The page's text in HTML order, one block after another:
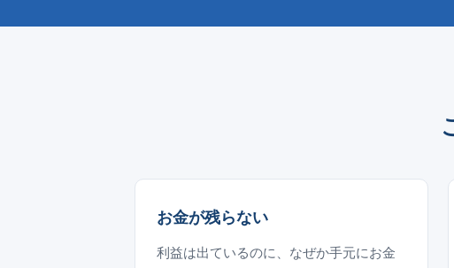
お金が残らない
利益は出ているのに、なぜか手元にお金